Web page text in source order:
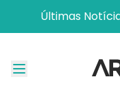
Últimas